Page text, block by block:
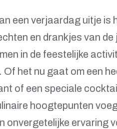
een verjaardag uitje is
en drankjes van
in de feestelijke
Of het nu gaat om een
of een speciale
hoogtepunten
onvergetelijke ervaring